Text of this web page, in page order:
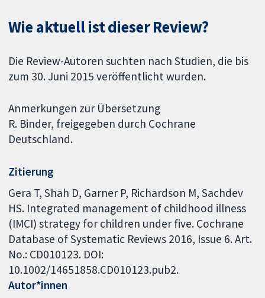
Wie aktuell ist dieser Review?
Die Review-Autoren suchten nach Studien, die bis
zum 30. Juni 2015 veröffentlicht wurden.
Anmerkungen zur Übersetzung
R. Binder, freigegeben durch Cochrane
Deutschland.
Zitierung
Gera T, Shah D, Garner P, Richardson M, Sachdev
HS. Integrated management of childhood illness
(IMCI) strategy for children under five. Cochrane
Database of Systematic Reviews 2016, Issue 6. Art.
No.: CD010123. DOI:
10.1002/14651858.CD010123.pub2.
Autor*innen